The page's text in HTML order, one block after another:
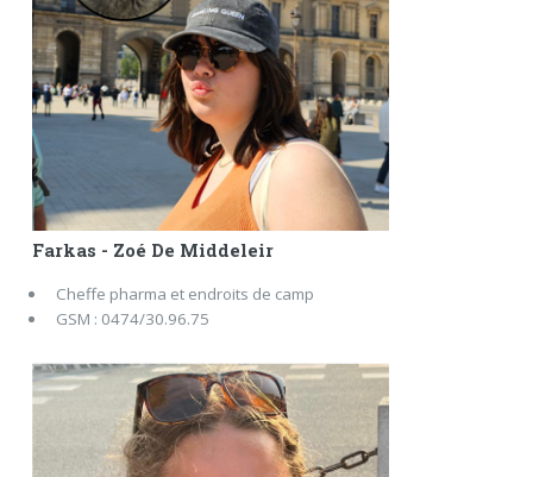
Farkas - Zoé De Middeleir
Cheffe pharma et endroits de camp
GSM : 0474/30.96.75